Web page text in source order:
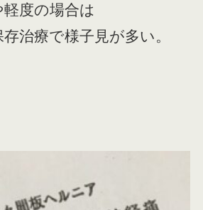
度の場合は
治療で様子見が多い。